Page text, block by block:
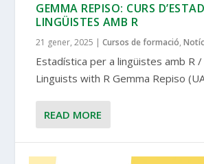
GEMMA REPISO: CURS
LINGÜISTES AMB R
21 gener, 2025 |Cursos de formació,
Estadística per a lingüistes amb R
Linguists with R Gemma Repiso
READ MORE